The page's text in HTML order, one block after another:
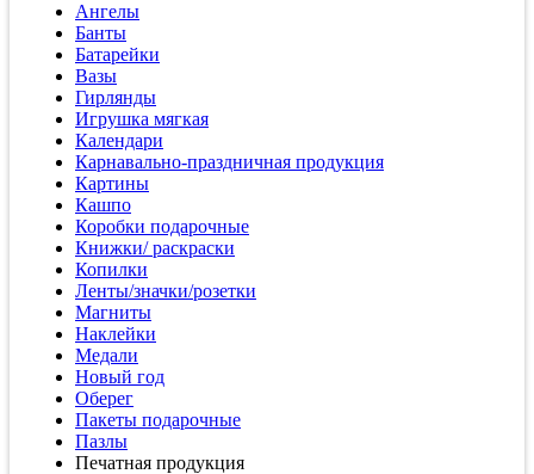
Ангелы
Банты
Батарейки
Вазы
Гирлянды
Игрушка мягкая
Календари
Карнавально-праздничная продукция
Картины
Кашпо
Коробки подарочные
Книжки/ раскраски
Копилки
Ленты/значки/розетки
Магниты
Наклейки
Медали
Новый год
Оберег
Пакеты подарочные
Пазлы
Печатная продукция